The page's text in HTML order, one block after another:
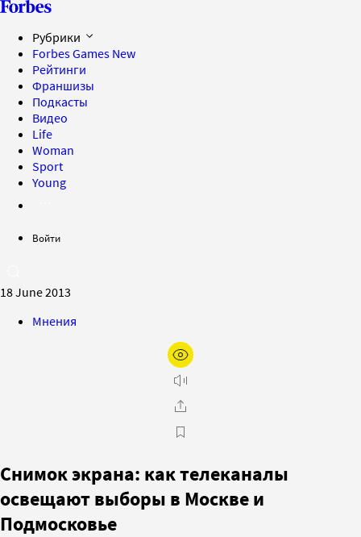
Рубрики
Forbes Games New
Рейтинги
Франшизы
Подкасты
Видео
Life
Woman
Sport
Young
Войти
18 June 2013
Мнения
Снимок экрана: как телеканалы
освещают выборы в Москве и
Подмосковье